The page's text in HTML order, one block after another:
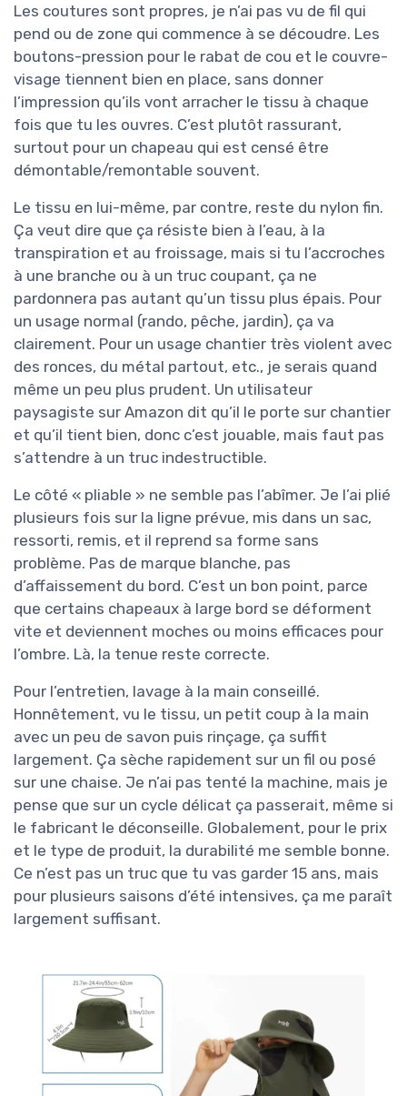
Les coutures sont propres, je n’ai pas vu de fil qui
pend ou de zone qui commence à se découdre. Les
boutons-pression pour le rabat de cou et le couvre-
visage tiennent bien en place, sans donner
l’impression qu’ils vont arracher le tissu à chaque
fois que tu les ouvres. C’est plutôt rassurant,
surtout pour un chapeau qui est censé être
démontable/remontable souvent.
Le tissu en lui-même, par contre, reste du nylon fin.
Ça veut dire que ça résiste bien à l’eau, à la
transpiration et au froissage, mais si tu l’accroches
à une branche ou à un truc coupant, ça ne
pardonnera pas autant qu’un tissu plus épais. Pour
un usage normal (rando, pêche, jardin), ça va
clairement. Pour un usage chantier très violent avec
des ronces, du métal partout, etc., je serais quand
même un peu plus prudent. Un utilisateur
paysagiste sur Amazon dit qu’il le porte sur chantier
et qu’il tient bien, donc c’est jouable, mais faut pas
s’attendre à un truc indestructible.
Le côté « pliable » ne semble pas l’abîmer. Je l’ai plié
plusieurs fois sur la ligne prévue, mis dans un sac,
ressorti, remis, et il reprend sa forme sans
problème. Pas de marque blanche, pas
d’affaissement du bord. C’est un bon point, parce
que certains chapeaux à large bord se déforment
vite et deviennent moches ou moins efficaces pour
l’ombre. Là, la tenue reste correcte.
Pour l’entretien, lavage à la main conseillé.
Honnêtement, vu le tissu, un petit coup à la main
avec un peu de savon puis rinçage, ça suffit
largement. Ça sèche rapidement sur un fil ou posé
sur une chaise. Je n’ai pas tenté la machine, mais je
pense que sur un cycle délicat ça passerait, même si
le fabricant le déconseille. Globalement, pour le prix
et le type de produit, la durabilité me semble bonne.
Ce n’est pas un truc que tu vas garder 15 ans, mais
pour plusieurs saisons d’été intensives, ça me paraît
largement suffisant.